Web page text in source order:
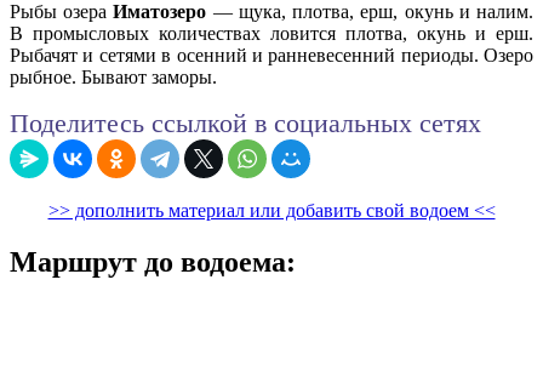
Рыбы озераИматозеро — щука, плотва, ерш, окунь и налим.
В промысловых количествах ловится плотва, окунь и ерш.
Рыбачят и сетями в осенний и ранневесенний периоды. Озеро
рыбное. Бывают заморы.
Поделитесь ссылкой в социальных сетях
>> дополнить материал или добавить свой водоем <<
Маршрут до водоема: